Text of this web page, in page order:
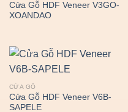
Cửa Gỗ HDF Veneer V3GO-
XOANDAO
CỬA GỖ
Cửa Gỗ HDF Veneer V6B-
SAPELE